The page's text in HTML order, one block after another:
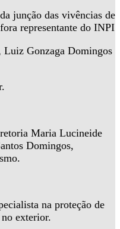
junção das vivências de
representante do INPI
Luiz Gonzaga Domingos
Maria Lucineide
Domingos,
na proteção de
exterior.